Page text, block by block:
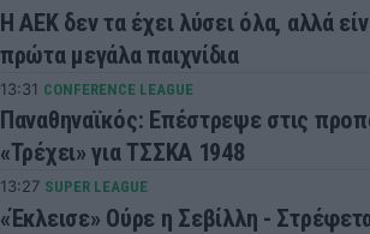
Η ΑΕΚ δεν τα έχει λύσει όλα, αλλά
πρώτα μεγάλα παιχνίδια
13:31 CONFERENCE LEAGUE
Παναθηναϊκός: Επέστρεψε στις
«Τρέχει» για ΤΣΣΚΑ 1948
13:27 SUPER LEAGUE
«Έκλεισε» Ούρε η Σεβίλλη -